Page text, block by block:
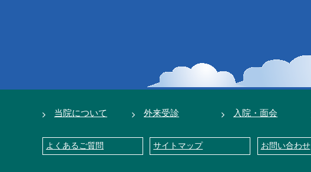
当院について 外来受診 入院・面会
よくあるご質問 サイトマップ お問い合わせ